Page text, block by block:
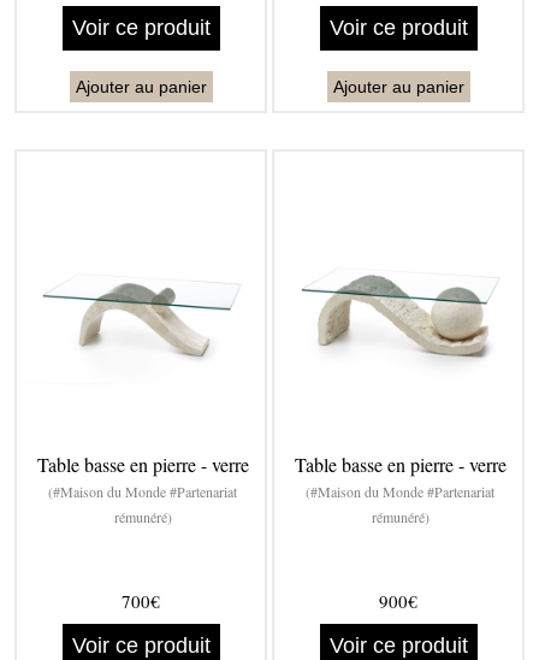
Voir ce produit
Ajouter au panier
Voir ce produit
Ajouter au panier
Table basse en pierre - verre
(#Maison du Monde #Partenariat
rémunéré)
700€
Voir ce produit
Table basse en pierre - verre
(#Maison du Monde #Partenariat
rémunéré)
900€
Voir ce produit